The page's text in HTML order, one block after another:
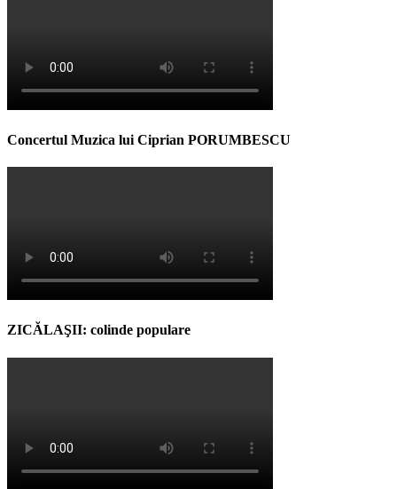
Concertul Muzica lui Ciprian PORUMBESCU
ZICĂLAŞII: colinde populare